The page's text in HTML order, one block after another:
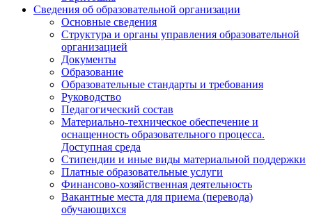
Сведения об образовательной организации
Основные сведения
Структура и органы управления образовательной
организацией
Документы
Образование
Образовательные стандарты и требования
Руководство
Педагогический состав
Материально-техническое обеспечение и
оснащенность образовательного процесса.
Доступная среда
Стипендии и иные виды материальной поддержки
Платные образовательные услуги
Финансово-хозяйственная деятельность
Вакантные места для приема (перевода)
обучающихся